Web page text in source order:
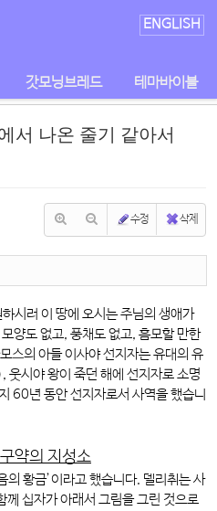
ENGLISH
갓모닝브레드 테마바이블
서 나온 줄기 같아서
수정 삭제
시러 이 땅에 오시는 주님의 생애가
양도 없고, 풍채도 없고, 흠모할 만한
스의 아들 이사야 선지자는 유대의 유
시야 왕이 죽던 해에 선지자로 소명
60년 동안 선지자로서 사역을 했습니
약의 지성소
황금’이라고 했습니다. 델리취는 사
십자가 아래서 그림을 그린 것으로